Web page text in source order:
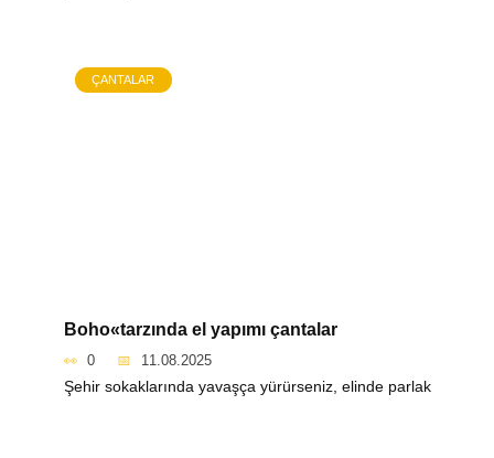
ÇANTALAR
Boho«tarzında el yapımı çantalar
0 11.08.2025
Şehir sokaklarında yavaşça yürürseniz, elinde parlak